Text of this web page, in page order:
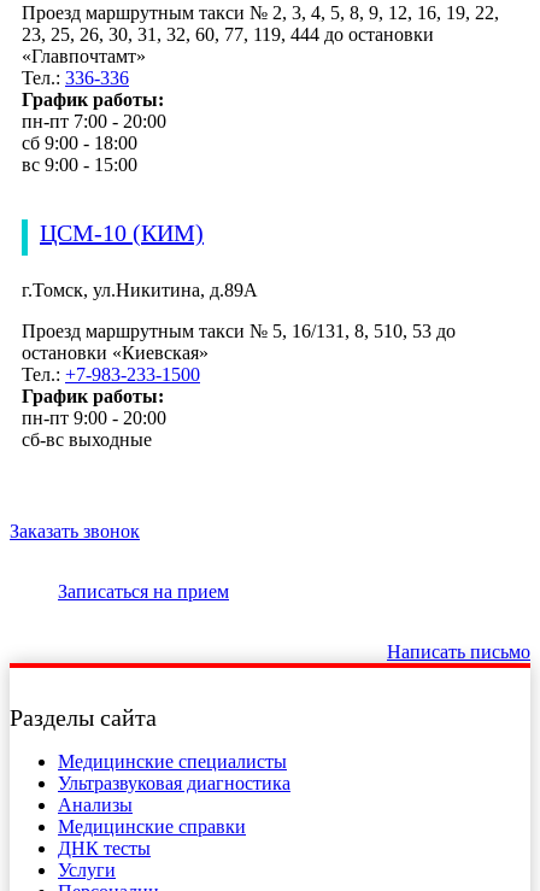
Проезд маршрутным такси № 2, 3, 4, 5, 8, 9, 12, 16, 19, 22,
23, 25, 26, 30, 31, 32, 60, 77, 119, 444 до остановки
«Главпочтамт»
Тел.: 336-336
График работы:
пн-пт 7:00 - 20:00
сб 9:00 - 18:00
вс 9:00 - 15:00
ЦСМ-10 (КИМ)
г.Томск, ул.Никитина, д.89А
Проезд маршрутным такси № 5, 16/131, 8, 510, 53 до
остановки «Киевская»
Тел.: +7-983-233-1500
График работы:
пн-пт 9:00 - 20:00
сб-вс выходные
Заказать звонок
Записаться на прием
Написать письмо
Разделы сайта
Медицинские специалисты
Ультразвуковая диагностика
Анализы
Медицинские справки
ДНК тесты
Услуги